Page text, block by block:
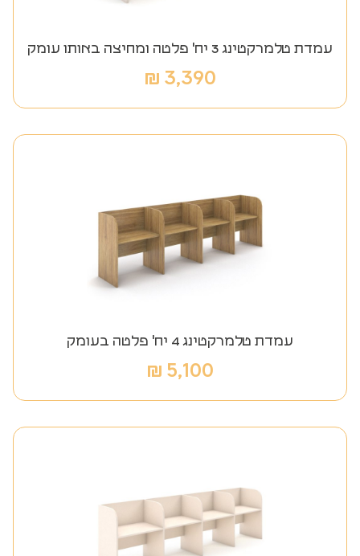
עמדת טלמרקטינג 3 יח' פלטה ומחיצה באותו עומק
3,390
₪
עמדת טלמרקטינג 4 יח' פלטה בעומק
5,100
₪